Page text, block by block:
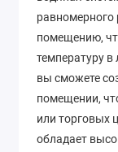
равномерного
помещению,
температуру
вы сможете
помещении,
или торговых
обладает